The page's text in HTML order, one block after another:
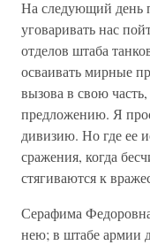
На следующий день
уговаривать нас
отделов штаба
осваивать мирные
вызова в свою
предложению. Я
дивизию. Но где ее
сражения, когда
стягиваются к
Серафима
нею; в штабе армии